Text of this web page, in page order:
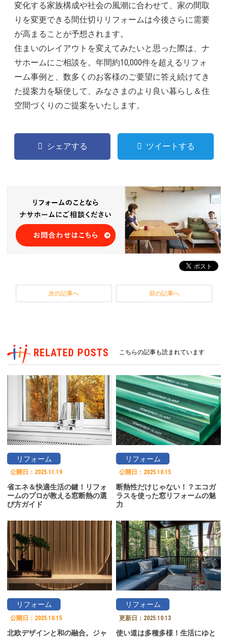
変化する家族構成や社会の風潮に合わせて、家の間取
りを変更できる間仕切りリフォームは今後さらに需要
が高まることが予想されます。
住まいのレイアウトを変えてみたいと思った際は、ナ
サホームにご相談を。年間約10,000件を超えるリフォ
ーム事例と、数多くのお客様のご要望に答え続けてき
た提案力を駆使して、みなさまのより良い暮らし＆住
空間づくりのご提案をいたします。
シェアする ツイートする
次の記事へ 前の記事へ
RELATED POSTS こちらの記事も読まれています
リフォーム
公開日： 2025.11.19
省エネ＆快適生活の鍵！リフォ
ームのプロが教える窓断熱の選
び方ガイド
リフォーム
公開日： 2025.10.15
断熱性だけじゃない！？エコガ
ラスを使った窓リフォームの魅
力
リフォーム
公開日： 2025.10.15
北欧デザインと和の融合。ジャ
リフォーム
更新日： 2025.10.13
使い道は多種多様！生活にゆと